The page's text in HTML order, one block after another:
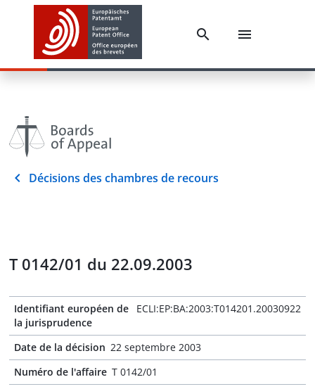
Décisions des chambres de recours
T 0142/01 du 22.09.2003
Identifiant européen de
la jurisprudence
ECLI:EP:BA:2003:T014201.20030922
Date de la décision 22 septembre 2003
Numéro de l'affaire T 0142/01